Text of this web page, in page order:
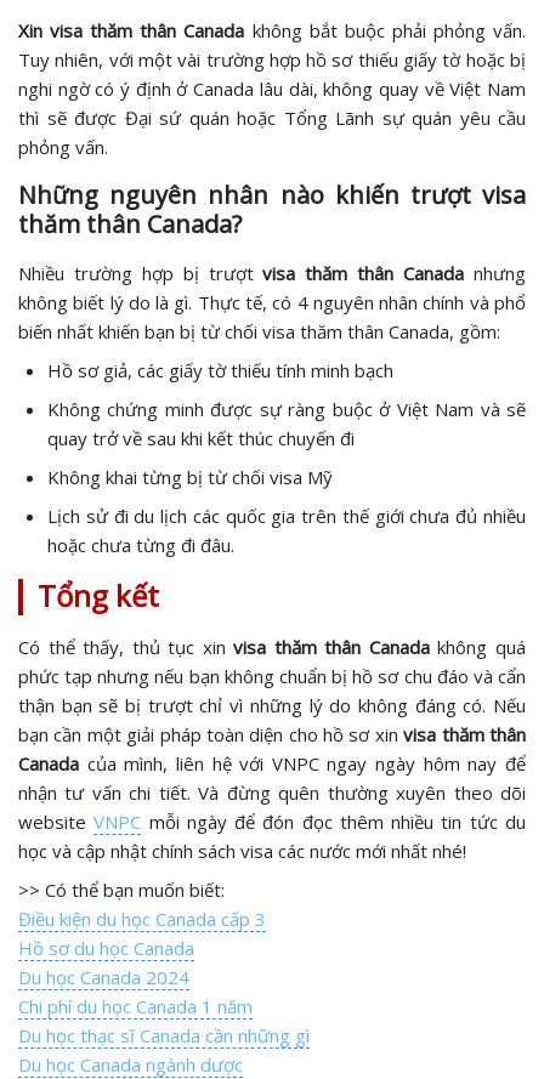
Xin visa thăm thân Canada không bắt buộc phải phỏng vấn.
Tuy nhiên, với một vài trường hợp hồ sơ thiếu giấy tờ hoặc bị
nghi ngờ có ý định ở Canada lâu dài, không quay về Việt Nam
thì sẽ được Đại sứ quán hoặc Tổng Lãnh sự quán yêu cầu
phỏng vấn.
Những nguyên nhân nào khiến trượt visa
thăm thân Canada?
Nhiều trường hợp bị trượtvisa thăm thân Canada nhưng
không biết lý do là gì. Thực tế, có 4 nguyên nhân chính và phổ
biến nhất khiến bạn bị từ chối visa thăm thân Canada, gồm:
Hồ sơ giả, các giấy tờ thiếu tính minh bạch
Không chứng minh được sự ràng buộc ở Việt Nam và sẽ
quay trở về sau khi kết thúc chuyến đi
Không khai từng bị từ chối visa Mỹ
Lịch sử đi du lịch các quốc gia trên thế giới chưa đủ nhiều
hoặc chưa từng đi đâu.
Tổng kết
Có thể thấy, thủ tục xinvisa thăm thân Canadakhông quá
phức tạp nhưng nếu bạn không chuẩn bị hồ sơ chu đáo và cẩn
thận bạn sẽ bị trượt chỉ vì những lý do không đáng có. Nếu
bạn cần một giải pháp toàn diện cho hồ sơ xinvisa thăm thân
Canada của mình, liên hệ với VNPC ngay ngày hôm nay để
nhận tư vấn chi tiết. Và đừng quên thường xuyên theo dõi
websiteVNPC mỗi ngày để đón đọc thêm nhiều tin tức du
học và cập nhật chính sách visa các nước mới nhất nhé!
>> Có thể bạn muốn biết:
Điều kiện du học Canada cấp 3
Hồ sơ du học Canada
Du học Canada 2024
Chi phí du học Canada 1 năm
Du học thạc sĩ Canada cần những gì
Du học Canada ngành dược